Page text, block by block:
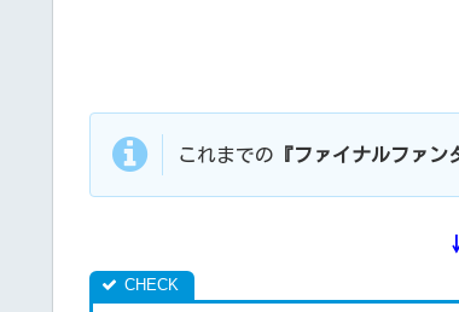
これまでの 『ファイナルファン